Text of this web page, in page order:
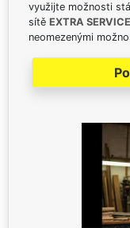
využijte možnosti
sítě EXTRA
neomezenými